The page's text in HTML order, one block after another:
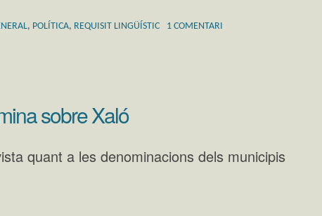
, POLÍTICA, REQUISIT LINGÜÍSTIC 1 COMENTARI
sobre Xaló
quant a les denominacions dels municipis